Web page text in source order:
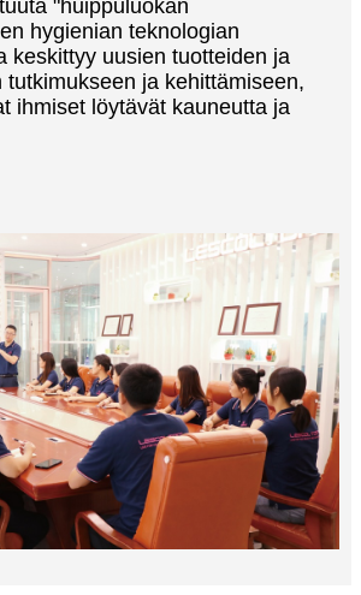
"huippuluokan
hygienian teknologian
keskittyy uusien tuotteiden ja
tutkimukseen ja kehittämiseen,
ihmiset löytävät kauneutta ja